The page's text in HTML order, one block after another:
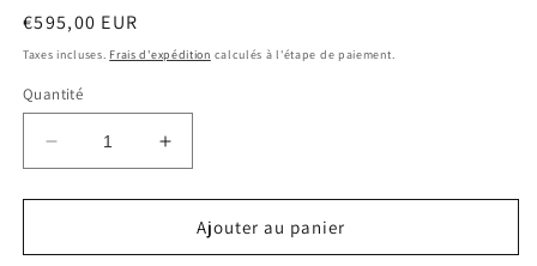
Prix
habituel
€595,00 EUR
Taxes incluses. Frais d'expédition calculés à l'étape de paiement.
Quantité
Réduire
la
quantité
CHATEAU
Augmenter
la
quantité
CHATEAU
Ajouter au panier